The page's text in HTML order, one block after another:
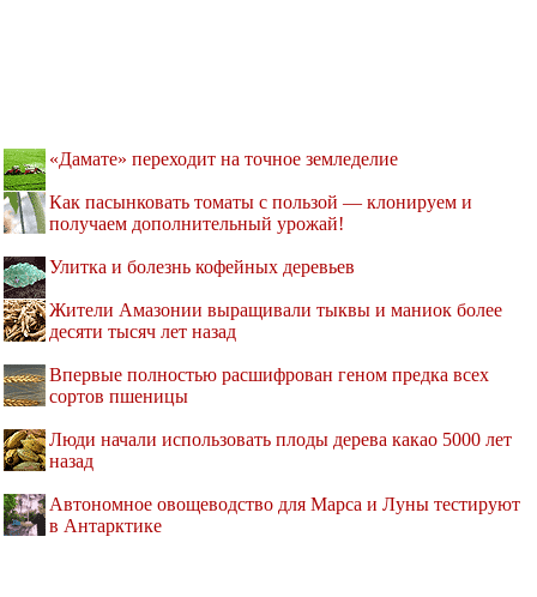
«Дамате» переходит на точное земледелие
Как пасынковать томаты с пользой — клонируем и
получаем дополнительный урожай!
Улитка и болезнь кофейных деревьев
Жители Амазонии выращивали тыквы и маниок более
десяти тысяч лет назад
Впервые полностью расшифрован геном предка всех
сортов пшеницы
Люди начали использовать плоды дерева какао 5000 лет
назад
Автономное овощеводство для Марса и Луны тестируют
в Антарктике